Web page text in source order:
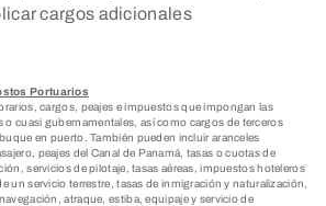
cargos adicionales
Portuarios
cargos, peajes e impuestos que impongan las
o cuasi gubernamentales, así como cargos de terceros
en puerto. También pueden incluir aranceles
peajes del Canal de Panamá, tasas o cuotas de
servicios de pilotaje, tasas aéreas, impuestos hoteleros
un servicio terrestre, tasas de inmigración y naturalización,
atraque, estiba, equipaje y servicio de